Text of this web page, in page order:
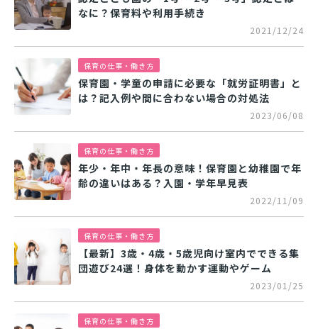
なに？保育料や利用手続き
2021/12/24
保育の仕事・働き方
保育園・学童の申請に必要な「就労証明書」と
は？記入例や間に合わない場合の対処法
2023/06/08
保育の仕事・働き方
年少・年中・年長の意味！保育園と幼稚園で年
齢の違いはある？入園・学年早見表
2022/11/09
保育の仕事・働き方
【最新】3歳・4歳・5歳児向け室内でできる集
団遊び24選！身体を動かす運動やゲーム
2023/01/25
保育の仕事・働き方